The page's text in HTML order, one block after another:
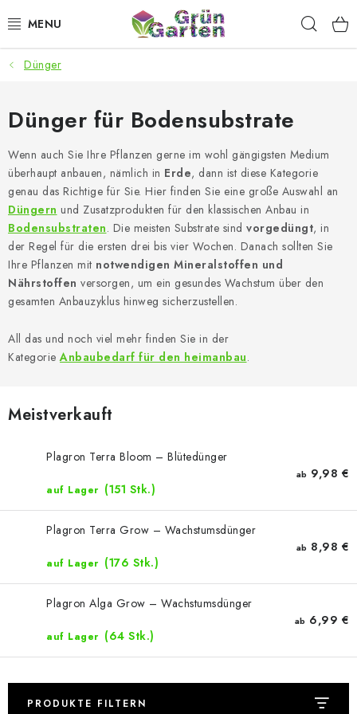
Inhalt
ANGEBOTE
LED PFLANZENLAMPEN
ANBAUBEDARF FÜR DEN HEIMANBAU
AQUARISTIK
MICROGREENS
SMARTER GARTEN
Kontakt
Datenschutzerklärung Impressum
Dünger
Dünger für Bodensubstrate
Wenn auch Sie Ihre Pflanzen gerne im wohl gängigsten Medium
überhaupt anbauen, nämlich in Erde, dann ist diese Kategorie
genau das Richtige für Sie. Hier finden Sie eine große Auswahl an
Düngern und Zusatzprodukten für den klassischen Anbau in
Bodensubstraten. Die meisten Substrate sind vorgedüngt, in
der Regel für die ersten drei bis vier Wochen. Danach sollten Sie
Ihre Pflanzen mit notwendigen Mineralstoffen und
Nährstoffen versorgen, um ein gesundes Wachstum über den
gesamten Anbauzyklus hinweg sicherzustellen.
All das und noch viel mehr finden Sie in der
KategorieAnbaubedarf für den heimanbau.
Meistverkauft
Plagron Terra Bloom – Blütedünger
auf Lager (151 Stk.)
ab 9,98 €
Plagron Terra Grow – Wachstumsdünger
auf Lager (176 Stk.)
ab 8,98 €
Plagron Alga Grow – Wachstumsdünger
auf Lager (64 Stk.)
ab 6,99 €
PRODUKTE FILTERN